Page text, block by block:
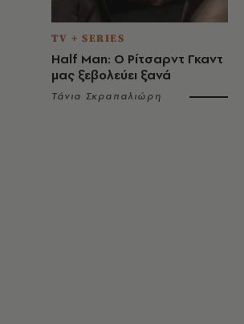
TV + SERIES
Half Man: Ο Ρίτσαρντ Γκαντ
μας ξεβολεύει ξανά
Τάνια Σκραπαλιώρη